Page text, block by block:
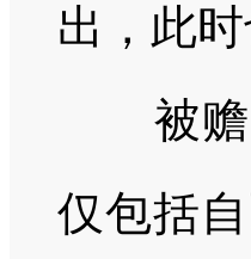
出，此
被赡养
仅包括